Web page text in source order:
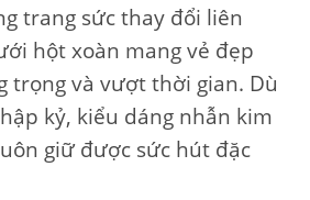
trang sức thay đổi liên
hột xoàn mang vẻ đẹp
trọng và vượt thời gian. Dù
kỷ, kiểu dáng nhẫn kim
giữ được sức hút đặc